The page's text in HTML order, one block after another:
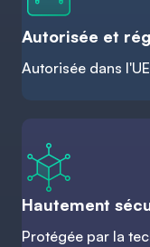
Autorisée et
Autorisée dans
Hautement
Protégée par la